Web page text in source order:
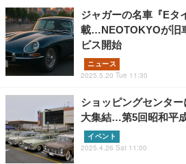
ジャガーの名車『Eタ
載…NEOTOKYOが旧
ビス開始
ニュース
2025.5.20 Tue 11:30
ショッピングセンタ
大集結…第5回昭和平
イベント
2025.4.26 Sat 11:00